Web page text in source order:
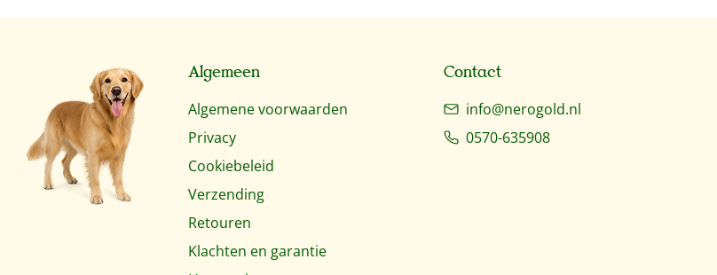
Algemeen
Algemene voorwaarden
Privacy
Cookiebeleid
Verzending
Retouren
Klachten en garantie
Contact
info@nerogold.nl
0570-635908